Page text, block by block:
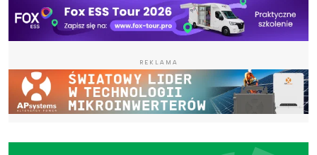
REKLAMA